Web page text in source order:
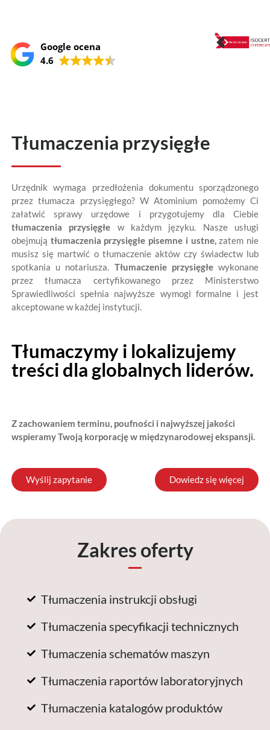
Google ocena
4.6
Tłumaczenia przysięgłe
Urzędnik wymaga przedłożenia dokumentu sporządzonego
przez tłumacza przysięgłego? W Atominium pomożemy Ci
załatwić sprawy urzędowe i przygotujemy dla Ciebie
tłumaczenia przysięgłe w każdym języku. Nasze usługi
obejmują tłumaczenia przysięgłe pisemne i ustne, zatem nie
musisz się martwić o tłumaczenie aktów czy świadectw lub
spotkania u notariusza. Tłumaczenie przysięgłewykonane
przez tłumacza certyfikowanego przez Ministerstwo
Sprawiedliwości spełnia najwyższe wymogi formalne i jest
akceptowane w każdej instytucji.
Tłumaczymy i lokalizujemy
treści dla globalnych liderów.
Z zachowaniem terminu, poufności i najwyższej jakości
wspieramy Twoją korporację w międzynarodowej ekspansji.
Wyślij zapytanie Dowiedz się więcej
Zakres oferty
Tłumaczenia instrukcji obsługi
Tłumaczenia specyfikacji technicznych
Tłumaczenia schematów maszyn
Tłumaczenia raportów laboratoryjnych
Tłumaczenia katalogów produktów